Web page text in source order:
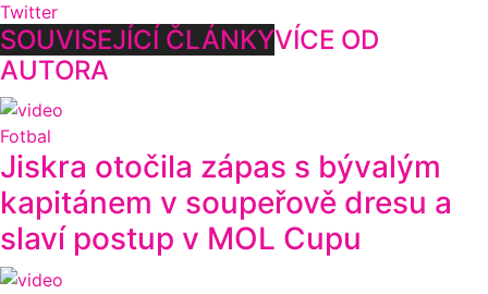
Twitter
SOUVISEJÍCÍ ČLÁNKYVÍCE OD
AUTORA
Fotbal
Jiskra otočila zápas s bývalým
kapitánem v soupeřově dresu a
slaví postup v MOL Cupu